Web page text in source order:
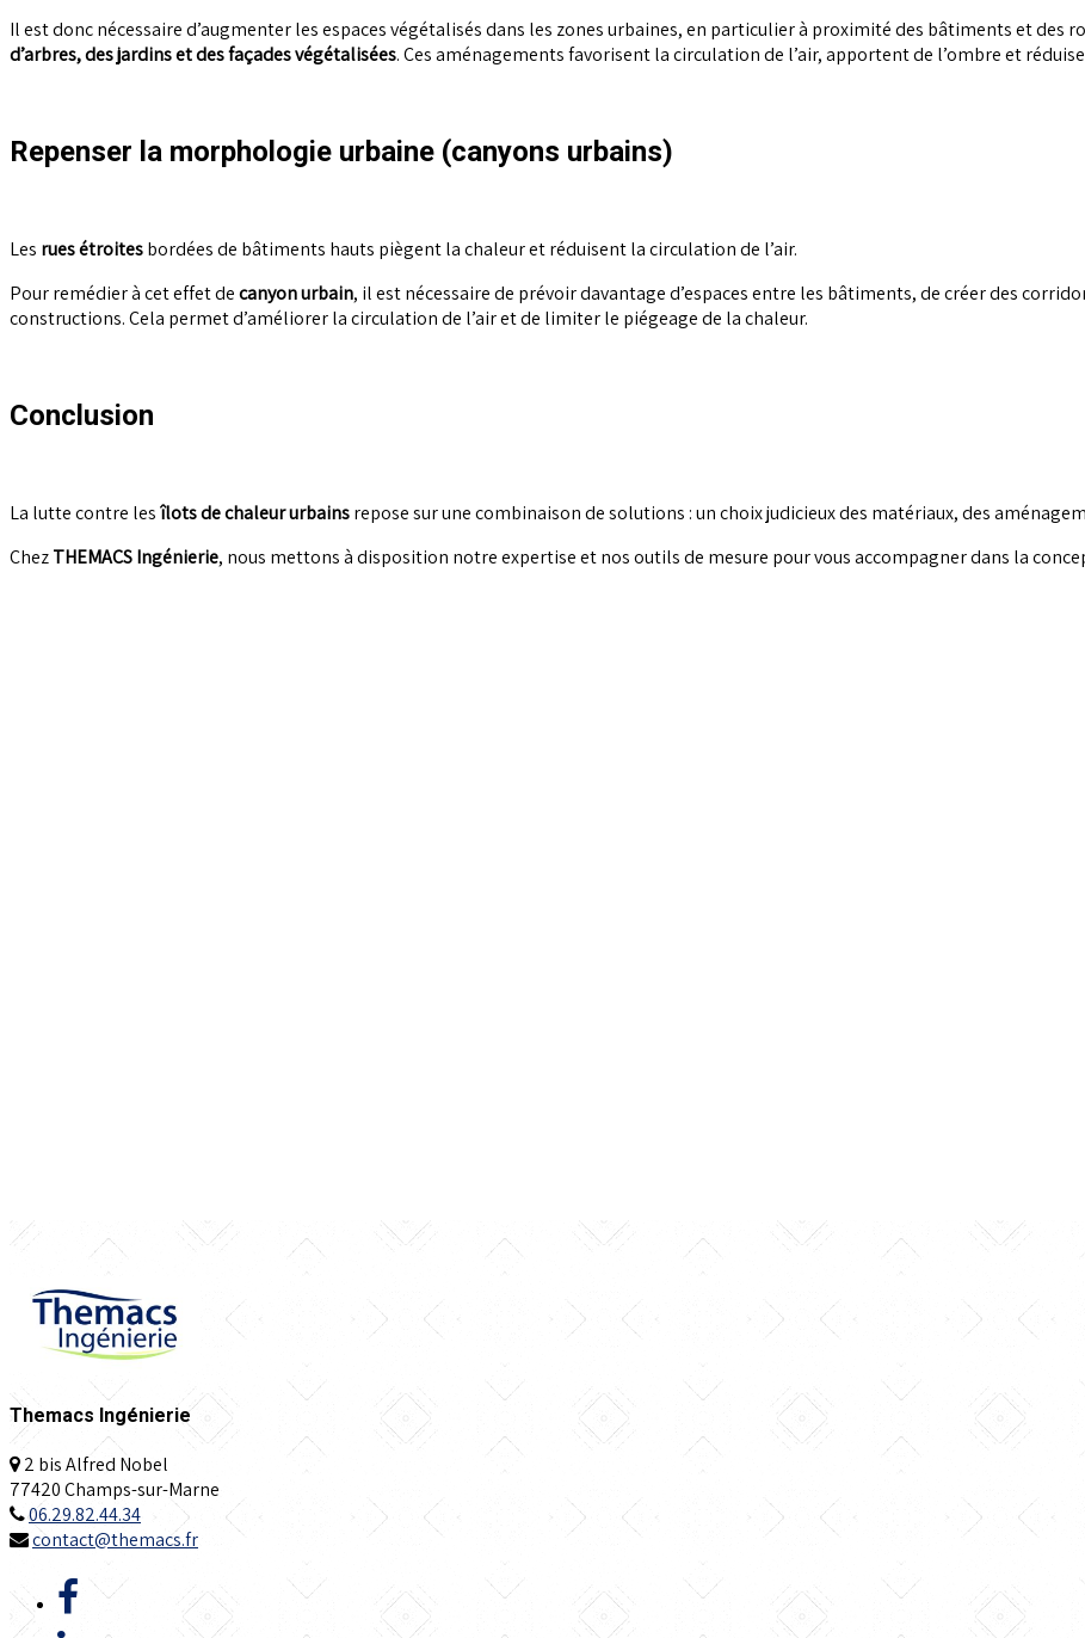
Il est donc nécessaire d’augmenter les espaces végétalisés dans les zones urbaines, en particulier à proximité des bâtiments et des
d’arbres, des jardins et des façades végétalisées. Ces aménagements favorisent la circulation de l’air, apportent de l’ombre et
Repenser la morphologie urbaine (canyons urbains)
Les rues étroitesbordées de bâtiments hauts piègent la chaleur et réduisent la circulation de l’air.
Pour remédier à cet effet decanyon urbain, il est nécessaire de prévoir davantage d’espaces entre les bâtiments, de créer des
constructions. Cela permet d’améliorer la circulation de l’air et de limiter le piégeage de la chaleur.
Conclusion
La lutte contre lesîlots de chaleur urbainsrepose sur une combinaison de solutions : un choix judicieux des matériaux, des
ChezTHEMACS Ingénierie, nous mettons à disposition notre expertise et nos outils de mesure pour vous accompagner dans la
Themacs Ingénierie
2 bis Alfred Nobel
77420 Champs-sur-Marne
06.29.82.44.34
contact@themacs.fr